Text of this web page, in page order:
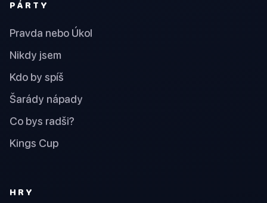
PÁRTY
Pravda nebo Úkol
Nikdy jsem
Kdo by spíš
Šarády nápady
Co bys radši?
Kings Cup
HRY